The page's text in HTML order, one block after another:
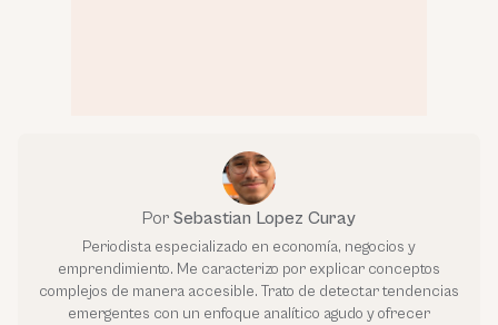
Por Sebastian Lopez Curay
Periodista especializado en economía, negocios y
emprendimiento. Me caracterizo por explicar conceptos
complejos de manera accesible. Trato de detectar tendencias
emergentes con un enfoque analítico agudo y ofrecer